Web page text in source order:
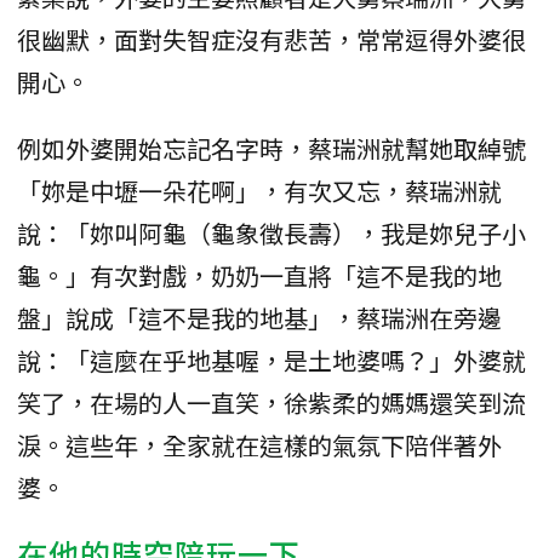
很幽默，面對失智症沒有悲苦，常常逗得外婆很
開心。
例如外婆開始忘記名字時，蔡瑞洲就幫她取綽號
「妳是中壢一朵花啊」，有次又忘，蔡瑞洲就
說：「妳叫阿龜（龜象徵長壽），我是妳兒子小
龜。」有次對戲，奶奶一直將「這不是我的地
盤」說成「這不是我的地基」，蔡瑞洲在旁邊
說：「這麼在乎地基喔，是土地婆嗎？」外婆就
笑了，在場的人一直笑，徐紫柔的媽媽還笑到流
淚。這些年，全家就在這樣的氣氛下陪伴著外
婆。